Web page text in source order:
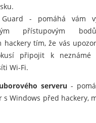
Guard - pomáhá vám
přístupovým
hackery tím, že vás
připojit k neznámé
Wi-Fi.
serveru -
s Windows před hackery,